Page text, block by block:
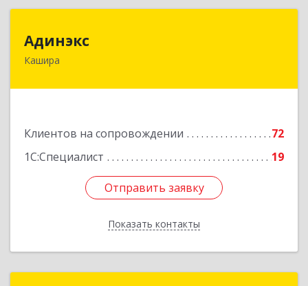
Адинэкс
Кашира
Клиентов на сопровождении
72
1С:Специалист
19
Отправить заявку
Показать контакты
142900, Московская обл, г.о. Кашира, Кашира г,
Отправить заявку
Назад